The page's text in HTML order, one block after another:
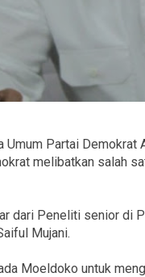
Umum Partai Demokrat
melibatkan salah
dari Peneliti senior di
Mujani.
Moeldoko untuk